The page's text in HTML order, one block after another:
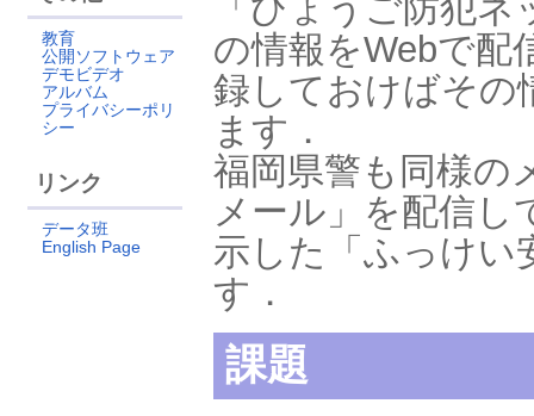
教育
公開ソフトウェア
デモビデオ
アルバム
プライバシーポリ
シー
リンク
データ班
English Page
「ひょうご防犯
の情報をWebで配
録しておけばその
ます．
福岡県警も同様の
メール」を配信し
示した「ふっけい
す．
課題